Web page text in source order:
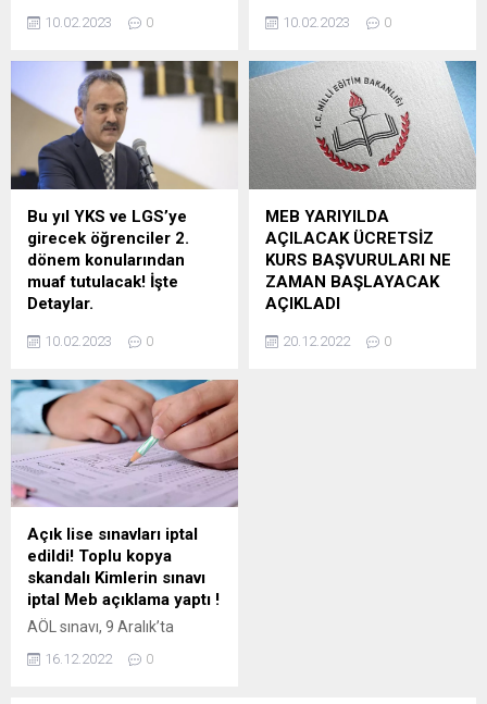
personelpozisyonlarında
Karar eki...
Kahramanmaraş merkezli
bölgeden göç eden
öğrencilerin, ikinci dönem
boyunca özel okullarda tam
burslu olarak okutulacağını
bildirdi. Türkiye Özel Okullar
Derneği (TÖZOK), Tüm Özel
Öğretim Kurumları Derneği
(TÖDER), Özel Öğretim
Derneği (ÖZDER), Özel
Eğitim-Öğretim Derneği
(ÖZDEBİR), Özel Öğretim
Kurumları Birliği...
10.02.2023 0
Eğitim Bakanı Mahmut Özer
açıklamasında YKS’de 2.
dönem konularının geçerli
olmayacağını söyledi. Bakan
Özer yaptığı açıklamada,
“Tüm Türkiye’de bu yıl
LGS’ye girecek
öğrencilerimiz II. dönem
konularından, YKS’ye
girecek öğrencilerimiz ise
12. sınıfın II. dönem
konularından sorumlu
tutulmayacaktır” ifadelerini
kullandı. YKS’DE HANGİ
10.02.2023 0
Bu yıl YKS ve LGS’ye
girecek öğrenciler 2.
dönem konularından
muaf tutulacak! İşte
Detaylar.
girecek öğrencilerimiz II.
YKS’ye girecek
öğrencilerimiz ise 12. sınıfın
II. dönem konularından
sorumlu tutulmayacaktır.
Tüm Türkiye’de bu yıl LGS’ye
girecek öğrencilerimiz II.
dönem konularından,
YKS’ye girecek
öğrencilerimiz ise 12. sınıfın
II. dönem konularından
sorumlu tutulmayacaktır.
Milli Eğitim Bakanı Mahmut
Özer açıklamasında: 10
10.02.2023 0
MEB YARIYILDA
AÇILACAK ÜCRETSİZ
KURS BAŞVURULARI NE
ZAMAN BAŞLAYACAK
AÇIKLADI
Özer, yarıyıl tatili için
20.12.2022 0
Açık lise sınavları iptal
edildi! Toplu kopya
skandalı Kimlerin sınavı
iptal Meb açıklama yaptı !
AÖL sınavı, 9 Aralık’ta
sürecinin ardından 20 Aralık
16.12.2022 0